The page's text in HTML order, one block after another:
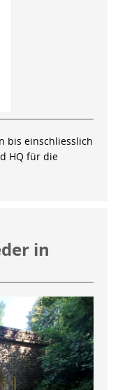
bis einschliesslich
HQ für die
in